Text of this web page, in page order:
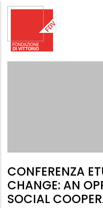
Salta
principale
CONFERENZA
CHANGE: AN
SOCIAL